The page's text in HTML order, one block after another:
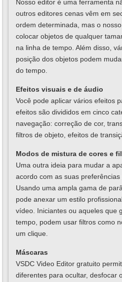
Nosso editor é uma ferramenta
outros editores cenas vêm em
ordem determinada, mas o
colocar objetos de qualquer
na linha de tempo. Além disso,
posição dos objetos podem
do tempo.
Efeitos visuais e de áudio
Você pode aplicar vários efeitos
efeitos são divididos em cinco
navegação: correção de cor,
filtros de objeto, efeitos de
Modos de mistura de cores e
Uma outra ideia para mudar a
acordo com as suas preferências
Usando uma ampla gama de
pode anexar um estilo
vídeo. Iniciantes ou aqueles que
tempo, podem usar filtros como
um clique.
Máscaras
VSDC Video Editor gratuito
diferentes para ocultar, desfocar